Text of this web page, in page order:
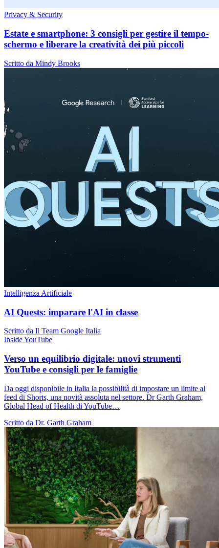
Privacy & Security
Estate e smartphone: 3 consigli per gestire il tempo-
schermo e liberare la creatività dei più piccoli
Scritto da Mindy Brooks
Intelligenza Artificiale
AI Quests: imparare l'AI in classe
Scritto da Il Team Google Italia
Inside YouTube
Verso un equilibrio digitale: nuovi strumenti
YouTube e consigli per le famiglie
Da oggi disponibile in Italia la possibilità di impostare un limite al
feed di Shorts, una novità assoluta nel settore. Dr Garth Graham,
Global Head of Health di YouTube…
Scritto da Dr. Garth Graham